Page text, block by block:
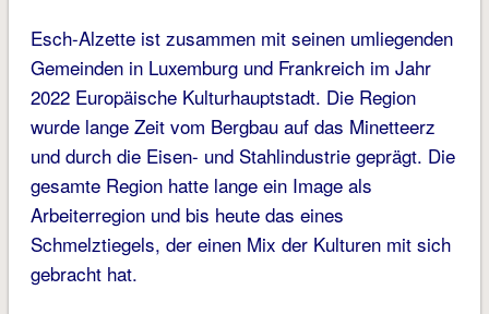
Esch-Alzette ist zusammen mit seinen umliegenden
Gemeinden in Luxemburg und Frankreich im Jahr
2022 Europäische Kulturhauptstadt. Die Region
wurde lange Zeit vom Bergbau auf das Minetteerz
und durch die Eisen- und Stahlindustrie geprägt. Die
gesamte Region hatte lange ein Image als
Arbeiterregion und bis heute das eines
Schmelztiegels, der einen Mix der Kulturen mit sich
gebracht hat.